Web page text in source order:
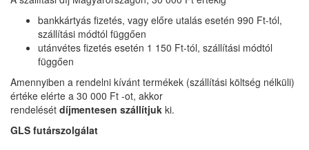
bankkártyás fizetés, vagy előre utalás esetén 990 Ft-tól,
szállítási módtól függően
utánvétes fizetés esetén 1 150 Ft-tól, szállítási módtól
függően
Amennyiben a rendelni kívánt termékek (szállítási költség nélküli)
értéke elérte a 30 000 Ft -ot, akkor
rendelését díjmentesen szállítjuk ki.
GLS futárszolgálat